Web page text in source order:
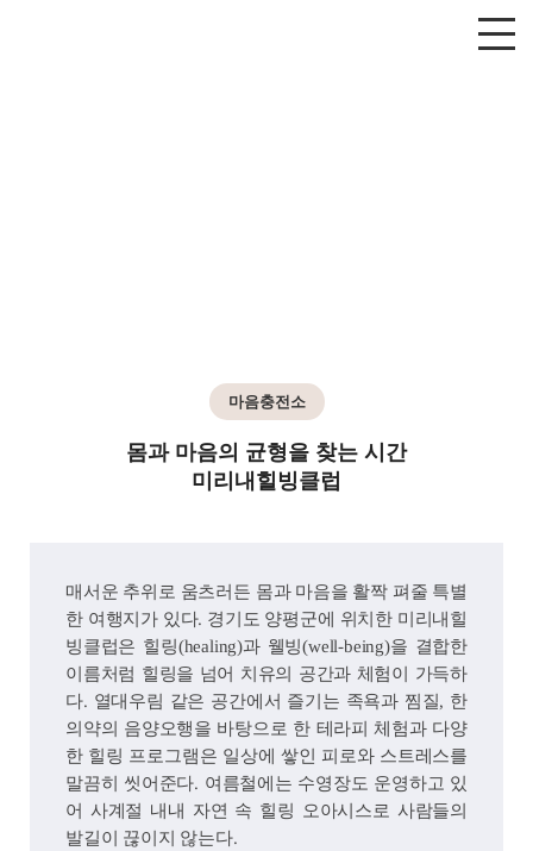
마음충전소
몸과 마음의 균형을 찾는 시간
미리내힐빙클럽
매서운 추위로 움츠러든 몸과 마음을 활짝 펴줄 특별
한 여행지가 있다. 경기도 양평군에 위치한 미리내힐
빙클럽은 힐링(healing)과 웰빙(well-being)을 결합한
이름처럼 힐링을 넘어 치유의 공간과 체험이 가득하
다. 열대우림 같은 공간에서 즐기는 족욕과 찜질, 한
의약의 음양오행을 바탕으로 한 테라피 체험과 다양
한 힐링 프로그램은 일상에 쌓인 피로와 스트레스를
말끔히 씻어준다. 여름철에는 수영장도 운영하고 있
어 사계절 내내 자연 속 힐링 오아시스로 사람들의
발길이 끊이지 않는다.